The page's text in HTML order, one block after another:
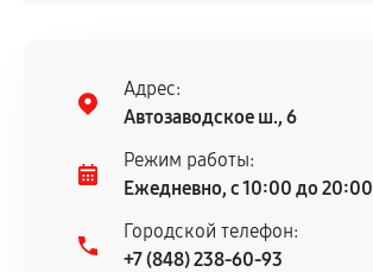
Адрес:
Автозаводское ш., 6
Режим работы:
Ежедневно, с 10:00 до 20:00
Городской телефон:
+7 (848) 238-60-93